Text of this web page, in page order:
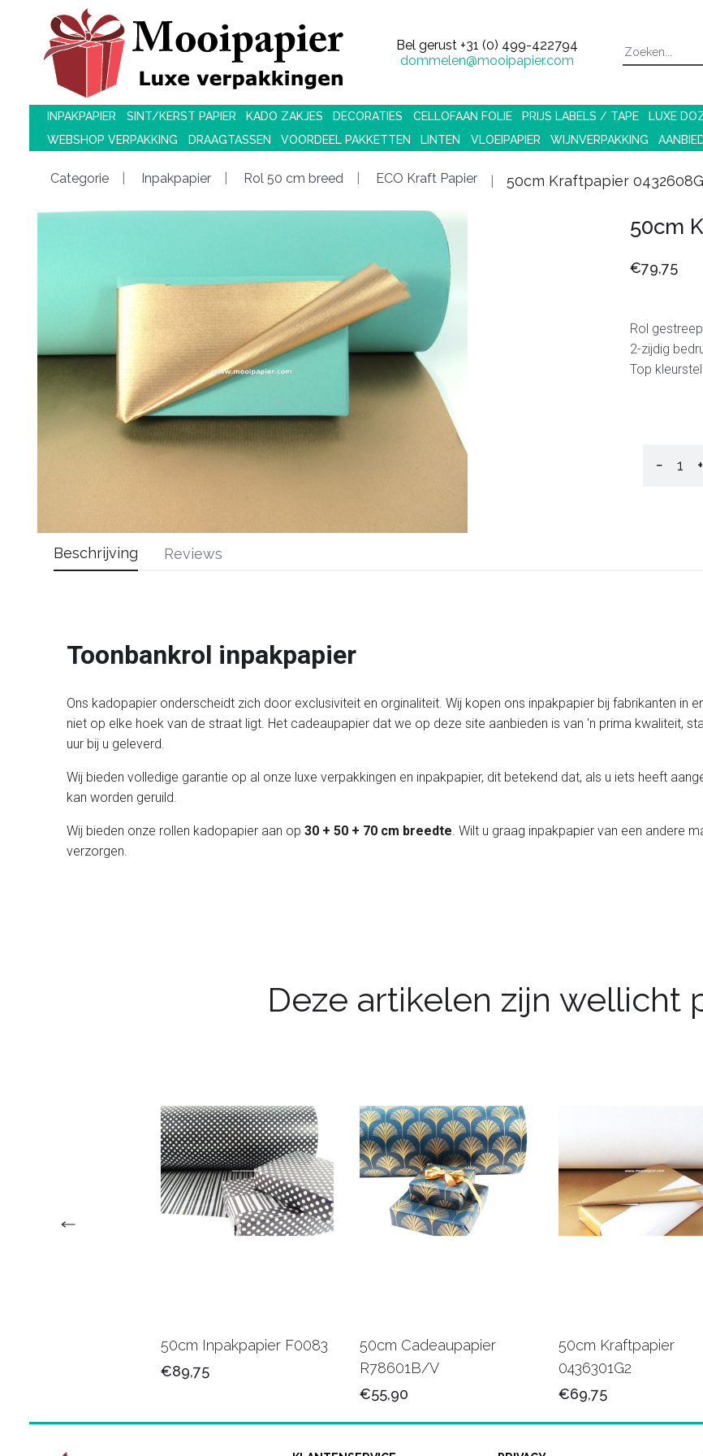
Bel gerust +31 (0) 499-422794
dommelen@mooipapier.com
INPAKPAPIER SINT/KERST PAPIER KADO ZAKJES DECORATIES CELLOFAAN FOLIE PRIJS LABELS / TAPE LUXE
WEBSHOP VERPAKKING
DRAAGTASSEN VOORDEEL PAKKETTEN LINTEN VLOEIPAPIER WIJNVERPAKKING
Categorie Inpakpapier Rol 50 cm breed ECO Kraft Papier 50cm Kraftpapier
50cm
€79,75
Rol
2-zijdig
Top
− +
Beschrijving
Toonbankrol inpakpapier
Ons kadopapier onderscheidt zich door exclusiviteit en orginaliteit. Wij kopen ons inpakpapier bij fabrikanten in
niet op elke hoek van de straat ligt. Het cadeaupapier dat we op deze site aanbieden is van 'n prima kwaliteit,
uur bij u geleverd.
Wij bieden volledige garantie op al onze luxe verpakkingen en inpakpapier, dit betekend dat, als u iets heeft
kan worden geruild.
Wij bieden onze rollen kadopapier aan op 30 + 50 + 70 cm breedte. Wilt u graag inpakpapier van een andere
verzorgen.
Reviews
Deze artikelen zijn wellicht
50cm Inpakpapier F0083
€89,75
50cm Cadeaupapier
R78601B/V
€55,90
50cm Kraftpapier
0436301G2
€69,75